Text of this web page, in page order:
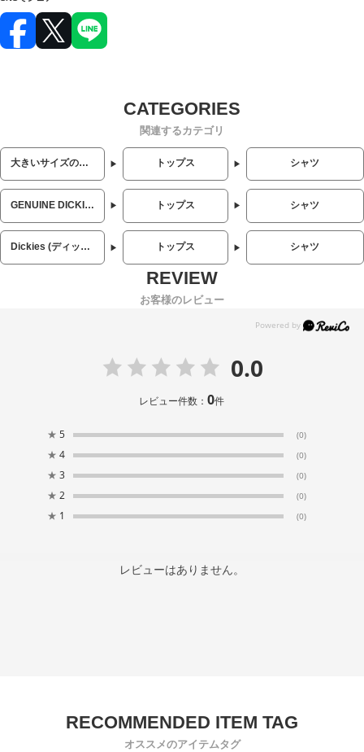
関連するカテゴリ
大きいサイズのメンズ服 トップス シャツ
GENUINE DICKIES (ジェニュインディッキーズ) トップス シャツ
Dickies (ディッキーズ) トップス シャツ
お客様のレビュー
0.0
レビュー件数：0件
★ 5 (0)
★ 4 (0)
★ 3 (0)
★ 2 (0)
★ 1 (0)
レビューはありません。
オススメのアイテムタグ